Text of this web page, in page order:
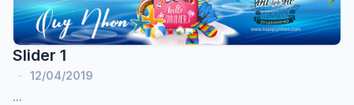
Slider 1
- 12/04/2019
...